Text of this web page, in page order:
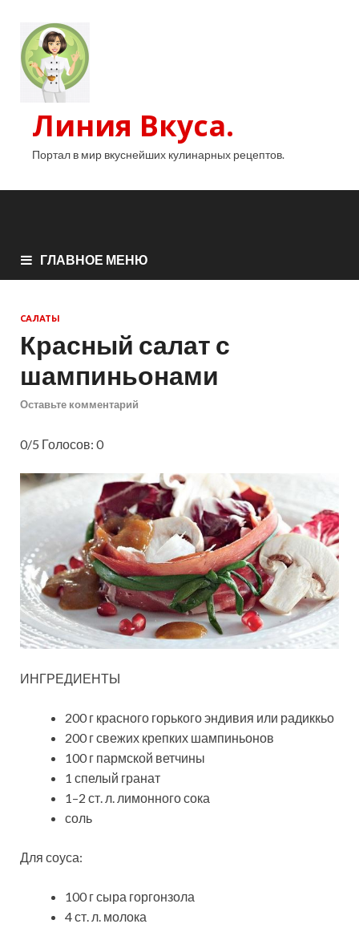
Линия Вкуса.
Портал в мир вкуснейших кулинарных рецептов.
ГЛАВНОЕ МЕНЮ
САЛАТЫ
Красный салат с
шампиньонами
Оставьте комментарий
0/5 Голосов: 0
ИНГРЕДИЕНТЫ
200 г красного горького эндивия или радиккьо
200 г свежих крепких шампиньонов
100 г пармской ветчины
1 спелый гранат
1–2 ст. л. лимонного сока
соль
Для соуса:
100 г сыра горгонзола
4 ст. л. молока